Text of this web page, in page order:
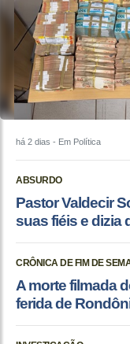
há 2 dias - Em Política
ABSURDO
Pastor Valdecir
suas fiéis e dizia
CRÔNICA DE FIM DE
A morte filmada
ferida de